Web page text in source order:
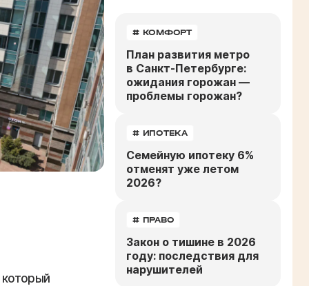
# КОМФОРТ
План развития метро
в Санкт-Петербурге:
ожидания горожан —
проблемы горожан?
# ИПОТЕКА
Семейную ипотеку 6%
отменят уже летом
2026?
# ПРАВО
Закон о тишине в 2026
году: последствия для
нарушителей